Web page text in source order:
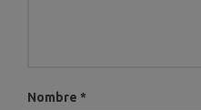
Nombre *